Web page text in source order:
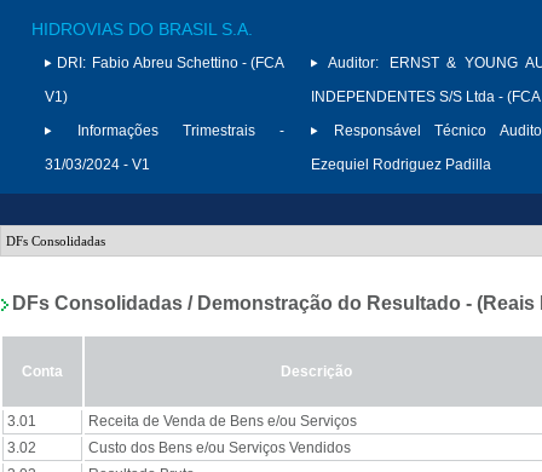
HIDROVIAS DO BRASIL S.A.
DRI: Fabio Abreu Schettino - (FCA
V1)
Informações Trimestrais -
31/03/2024 - V1
Auditor:
ERNST & YOUNG
INDEPENDENTES S/S Ltda -
Responsável Técnico
Ezequiel Rodriguez Padilla